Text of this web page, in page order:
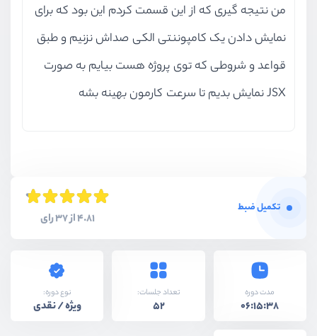
بخش چهارم دیزاین پترن‌ها
من نتیجه گیری که از این قسمت کردم این بود که برای
نمایش دادن یک کامپوننتی الکی صداش نزنیم و طبق
قواعد و شروطی که توی پروژه هست بیایم به صورت
JSX نمایش بدیم تا سرعت کارمون بهینه بشه
تکمیل ضبط
4.81 از 37 رای
مدت دوره
06:15:38
تعداد جلسات:
52
نوع دوره:
ویژه / نقدی